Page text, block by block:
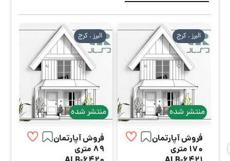
منتشر شده
البرز . كرج
فروش آپارتمان
170 متری
منتشر شده
البرز . كرج
فروش آپارتمان
89 متری